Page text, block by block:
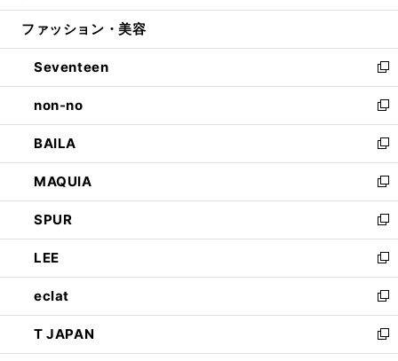
開
ウ
開
く
ン
ウ
で
開
く
ウ
ン
ド
ウ
で
開
く
ファッション・美容
Seventeen
新
し
い
ウ
ィ
ン
ド
ウ
で
開
く
non-no
新
し
い
ウ
ィ
ン
ド
ウ
で
開
く
BAILA
新
し
い
ウ
ィ
ン
ド
ウ
で
開
く
MAQUIA
新
し
い
ウ
ィ
ン
ド
ウ
で
開
SPUR
新
し
い
ウ
ィ
ン
ド
ウ
LEE
新
し
い
ウ
ィ
ン
eclat
新
し
い
ウ
T JAPAN
新
し